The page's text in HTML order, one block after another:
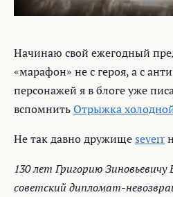
Начинаю свой ежегодный
«марафон» не с героя, а с
персонажей я в блоге уже
вспомнитьОтрыжка
Не так давно дружищеseverr
130 лет Григорию Зиновьевичу
советский дипломат-